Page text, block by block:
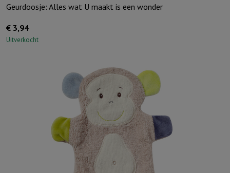
Geurdoosje: Alles wat U maakt is een wonder
€ 3,94
Uitverkocht